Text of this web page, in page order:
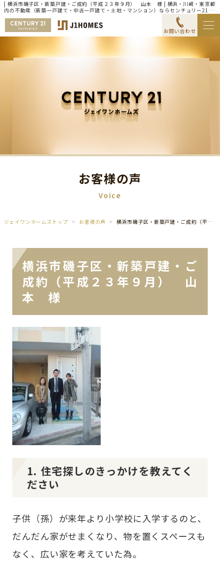
| 横浜市磯子区・新築戸建・ご成約（平成２３年９月） 山本 様 | 横浜・川崎・東京都
内の不動産（新築一戸建て・中古一戸建て・土地・マンション）ならセンチュリー21ジ
ェイワンホームズ
お問い合わせ
お客様の声
Voice
ジェイワンホームズトップ お客様の声 横浜市磯子区・新築戸建・ご成約（平成２３年９月） 山本 様
横浜市磯子区・新築戸建・ご
成約（平成２３年９月） 山
本 様
1. 住宅探しのきっかけを教えてく
ださい
子供（孫）が来年より小学校に入学するのと、
だんだん家がせまくなり、物を置くスペースも
なく、広い家を考えていた為。